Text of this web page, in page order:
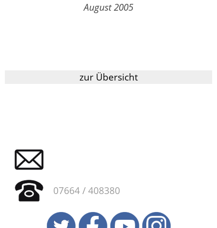
August 2005
zur Übersicht
07664 / 408380